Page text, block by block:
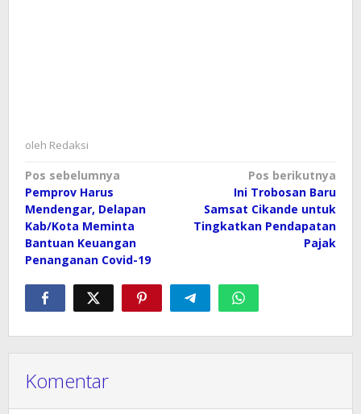
oleh Redaksi
Navigasi
pos
Pos sebelumnya
Pemprov Harus
Mendengar, Delapan
Kab/Kota Meminta
Bantuan Keuangan
Penanganan Covid-19
Pos berikutnya
Ini Trobosan Baru
Samsat Cikande untuk
Tingkatkan Pendapatan
Pajak
Komentar